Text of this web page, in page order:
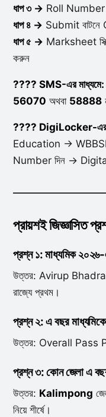
ধাপ ৩ → Roll Number
ধাপ ৪ → Submit
ধাপ ৫ → Marksheet
করুন
???? SMS-এর মাধ্যমে:
56070 অথবা 58888
???? DigiLocker-এর
Education →
Number দিন →
প্রায়শই জিজ্ঞাসিত
প্রশ্ন ১: মাধ্যমিক
উত্তর: Avirup
রাজ্যে প্রথম।
প্রশ্ন ২: এ বছর
উত্তর: Overall Pass
প্রশ্ন ৩: কোন জেলা এ
উত্তর: Kalimpong
নিয়ে শীর্ষে।